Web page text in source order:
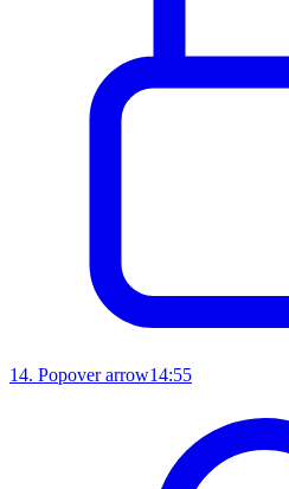
14. Popover arrow14:55